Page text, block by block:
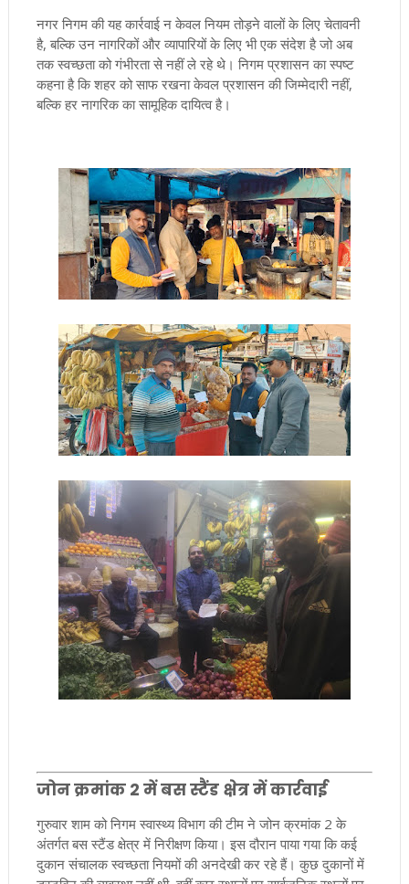
नगर निगम की यह कार्रवाई न केवल नियम तोड़ने वालों के लिए चेतावनी
है, बल्कि उन नागरिकों और व्यापारियों के लिए भी एक संदेश है जो अब
तक स्वच्छता को गंभीरता से नहीं ले रहे थे। निगम प्रशासन का स्पष्ट
कहना है कि शहर को साफ रखना केवल प्रशासन की जिम्मेदारी नहीं,
बल्कि हर नागरिक का सामूहिक दायित्व है।
जोन क्रमांक 2 में बस स्टैंड क्षेत्र में कार्रवाई
गुरुवार शाम को निगम स्वास्थ्य विभाग की टीम ने जोन क्रमांक 2 के
अंतर्गत बस स्टैंड क्षेत्र में निरीक्षण किया। इस दौरान पाया गया कि कई
दुकान संचालक स्वच्छता नियमों की अनदेखी कर रहे हैं। कुछ दुकानों में